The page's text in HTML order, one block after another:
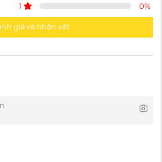
1
0%
giá và nhận xét